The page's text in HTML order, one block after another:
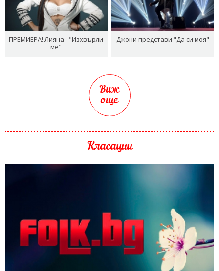
ПРЕМИЕРА! Лияна - "Изхвърли
ме"
Джони представи "Да си моя"
Виж
още
Класации